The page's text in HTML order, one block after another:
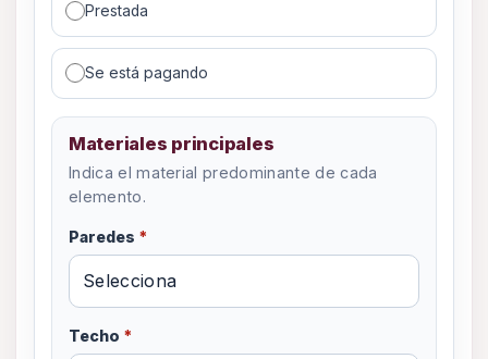
Prestada
Se está pagando
Materiales principales
Indica el material predominante de cada
elemento.
Paredes *
Techo *